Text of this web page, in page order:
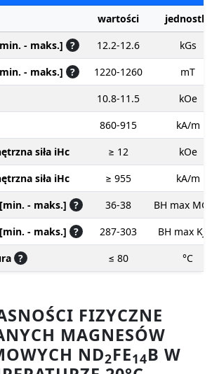
wartości
jednostki
- maks.] ? 12.2-12.6
kGs
- maks.] ? 1220-1260
mT
10.8-11.5
kOe
860-915
kA/m
siła iHc
≥ 12
kOe
siła iHc
≥ 955
kA/m
- maks.] ? 36-38
BH max
- maks.] ? 287-303
BH max
? ≤ 80 °C
FIZYCZNE
MAGNESÓW
ND2FE14B W